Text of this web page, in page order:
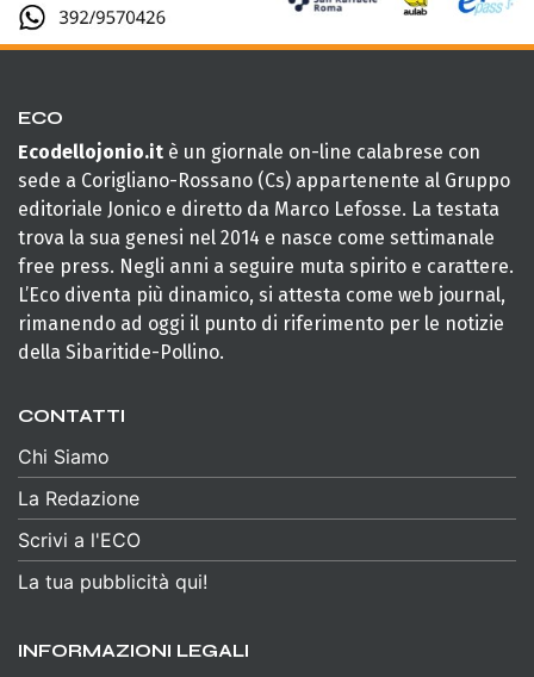
ECO
Ecodellojonio.it è un giornale on-line calabrese con
sede a Corigliano-Rossano (Cs) appartenente al Gruppo
editoriale Jonico e diretto da Marco Lefosse. La testata
trova la sua genesi nel 2014 e nasce come settimanale
free press. Negli anni a seguire muta spirito e carattere.
L’Eco diventa più dinamico, si attesta come web journal,
rimanendo ad oggi il punto di riferimento per le notizie
della Sibaritide-Pollino.
CONTATTI
Chi Siamo
La Redazione
Scrivi a l'ECO
La tua pubblicità qui!
INFORMAZIONI LEGALI